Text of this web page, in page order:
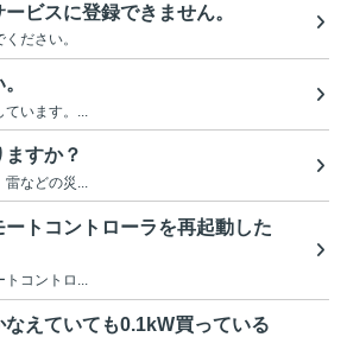
ビスに登録できません。
ださい。
います。...
すか？
雷などの災...
トコントローラを再起動した
トコントロ...
えていても0.1kW買っている